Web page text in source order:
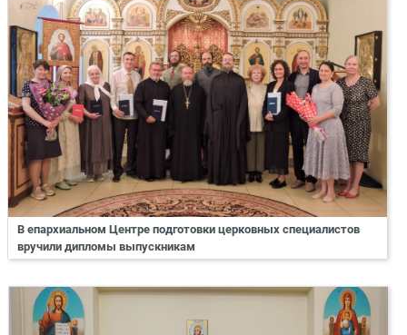
В епархиальном Центре подготовки церковных специалистов
вручили дипломы выпускникам